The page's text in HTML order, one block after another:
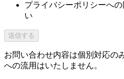
プライバシーポリシーへ
い
送信する
お問い合わせ内容は個別対応の
への流用はいたしません。